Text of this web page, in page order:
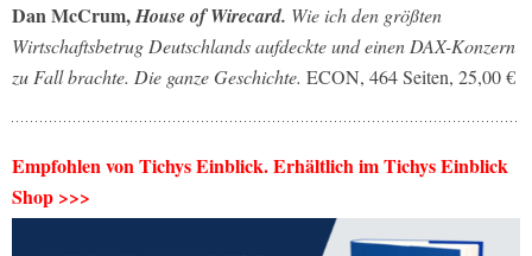
Dan McCrum,House of Wirecard. Wie ich den größten
Wirtschaftsbetrug Deutschlands aufdeckte und einen DAX-Konzern
zu Fall brachte. Die ganze Geschichte. ECON, 464 Seiten, 25,00 €
Empfohlen von Tichys Einblick. Erhältlich im Tichys Einblick
Shop >>>